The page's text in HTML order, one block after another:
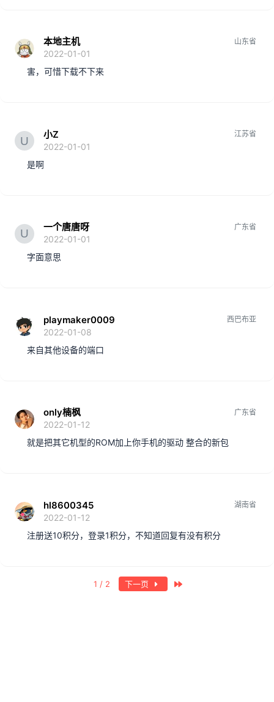
本地主机
2022-01-01
山东省
害，可惜下载不下来
小Z
2022-01-01
江苏省
是啊
一个唐唐呀
2022-01-01
广东省
字面意思
playmaker0009
2022-01-08
西巴布亚
来自其他设备的端口
only楠枫
2022-01-12
广东省
就是把其它机型的ROM加上你手机的驱动 整合的新包
hl8600345
2022-01-12
湖南省
注册送10积分，登录1积分，不知道回复有没有积分
1 / 2 下一页